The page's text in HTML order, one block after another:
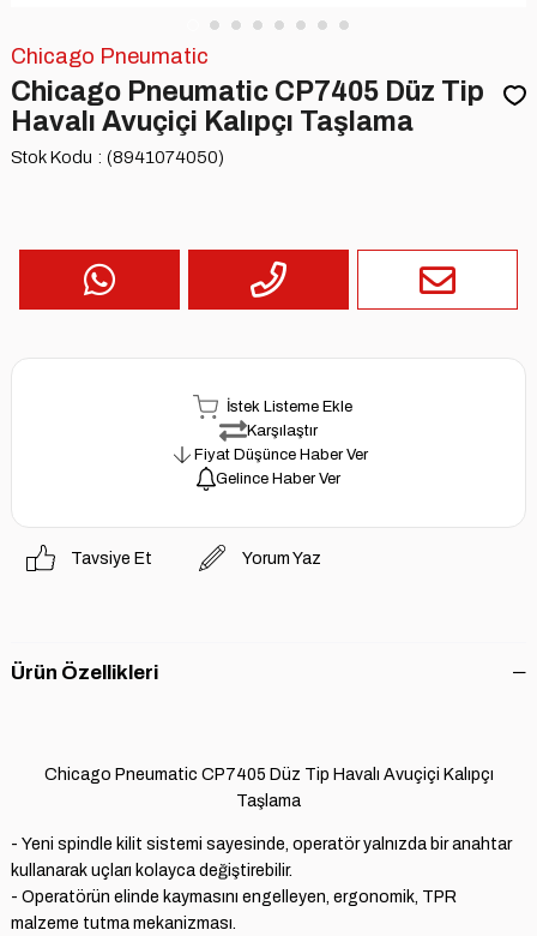
Chicago Pneumatic
Chicago Pneumatic CP7405 Düz Tip
Havalı Avuçiçi Kalıpçı Taşlama
Stok Kodu (8941074050)
İstek Listeme Ekle
Karşılaştır
Fiyat Düşünce Haber Ver
Gelince Haber Ver
Tavsiye Et Yorum Yaz
Ürün Özellikleri
Chicago Pneumatic CP7405 Düz Tip Havalı Avuçiçi Kalıpçı
Taşlama
- Yeni spindle kilit sistemi sayesinde, operatör yalnızda bir anahtar
kullanarak uçları kolayca değiştirebilir.
- Operatörün elinde kaymasını engelleyen, ergonomik, TPR
malzeme tutma mekanizması.